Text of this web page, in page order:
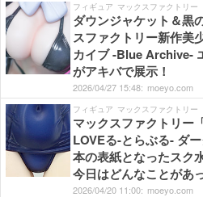
フィギュア マックスファクトリー
ダウンジャケット＆黒
スファクトリー新作美
カイブ -Blue Archive-
がアキバで展示！
2026/04/27 15:48: moeyo.com
フィギュア マックスファクトリー
マックスファクトリー
LOVEる-とらぶる- ダ
本の表紙となったスク
今日はどんなことがあ
2026/04/20 11:00: moeyo.com